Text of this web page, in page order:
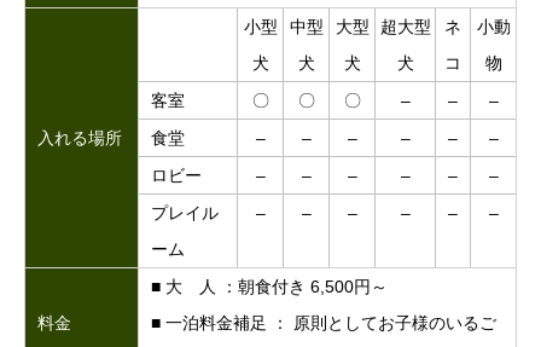
入れる場所
小型
犬
中型
犬
大型
犬
超大型
犬
ネ
コ
小動
物
客室
〇 〇 〇 – –
–
食堂
– – – – –
–
ロビー
– – – – –
–
プレイル
ーム
– – – – – –
料金
■ 大 人 ：朝食付き 6,500円～
■ 一泊料金補足 ： 原則としてお子様のいるご